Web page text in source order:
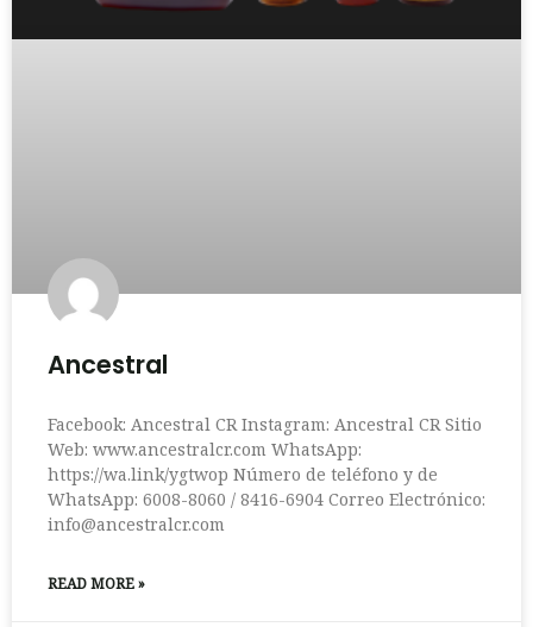
Ancestral
Facebook: Ancestral CR Instagram: Ancestral CR Sitio
Web: www.ancestralcr.com WhatsApp:
https://wa.link/ygtwop Número de teléfono y de
WhatsApp: 6008-8060 / 8416-6904 Correo Electrónico:
info@ancestralcr.com
READ MORE »